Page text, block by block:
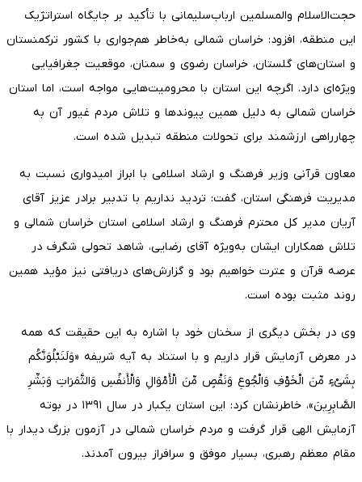
حجت‌الاسلام والمسلمین ارباب‌سلیمانی با تأکید بر جایگاه استراتژیک
این منطقه، افزود: خراسان شمالی به‌خاطر هم‌جواری با کشور ترکمنستان
و استان‌های گلستان، خراسان رضوی و سمنان، موقعیت جغرافیایی
ویژه‌ای دارد. اگرچه این استان با محرومیت‌هایی مواجه است، اما استان
خراسان شمالی به دلیل همین پیوندها و تلاش مردم غیور آن به
چهارراهی ارزشمند برای تحولات منطقه تبدیل شده است.
معاون قرآنی وزیر فرهنگ و ارشاد اسلامی با ابراز امیدواری نسبت به
مدیریت فرهنگی استان، گفت: تردید نداریم با تدبیر برادر عزیز آقای
آریان مدیر کل محترم فرهنگ و ارشاد اسلامی استان خراسان شمالی و
تلاش همکاران ایشان به‌ویژه آقای رضایی، شاهد تحولی شگرف در
عرصه قرآن و عترت خواهیم بود و گزارش‌های دریافتی نیز مؤید همین
روند مثبت بوده است.
وی در بخش دیگری از سخنان خود با اشاره به این حقیقت که همه
در معرض آزمایش قرار داریم و با استناد به آیه شریفه «وَلَنَبْلُوَنَّکُم
بِشَیْءٍ مِّنَ الْخَوْفِ وَالْجُوعِ وَنَقْصٍ مِّنَ الْأَمْوَالِ وَالْأَنفُسِ وَالثَّمَرَاتِ وَبَشِّرِ
الصَّابِرِینَ»، خاطرنشان کرد: این استان یکبار در سال ۱۳۹۱ در بوته
آزمایش الهی قرار گرفت و مردم خراسان شمالی در آزمون بزرگ دیدار با
مقام معظم رهبری، بسیار موفق و سرافراز بیرون آمدند.